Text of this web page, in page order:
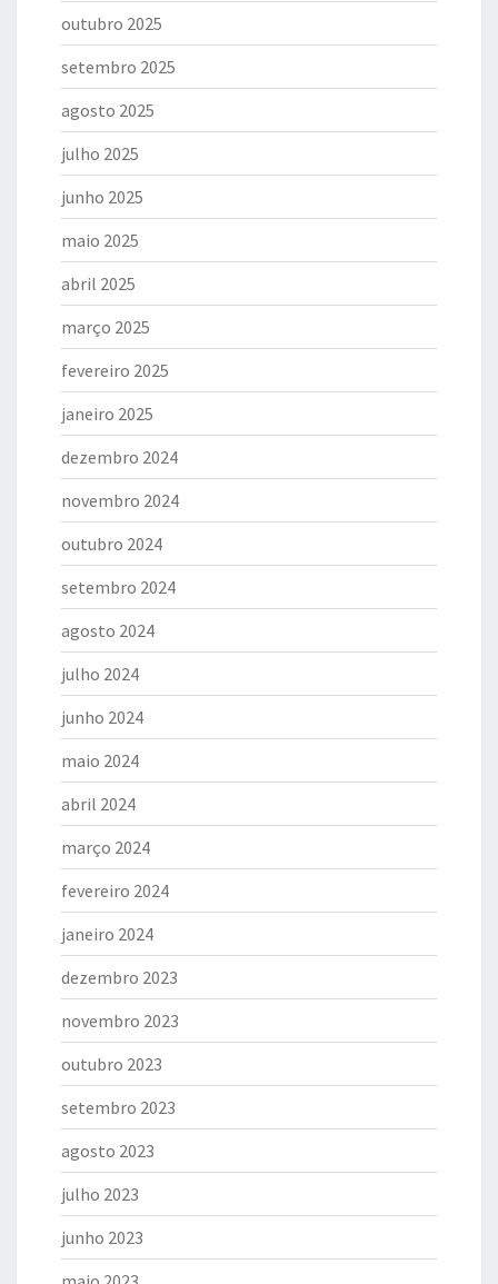
outubro 2025
setembro 2025
agosto 2025
julho 2025
junho 2025
maio 2025
abril 2025
março 2025
fevereiro 2025
janeiro 2025
dezembro 2024
novembro 2024
outubro 2024
setembro 2024
agosto 2024
julho 2024
junho 2024
maio 2024
abril 2024
março 2024
fevereiro 2024
janeiro 2024
dezembro 2023
novembro 2023
outubro 2023
setembro 2023
agosto 2023
julho 2023
junho 2023